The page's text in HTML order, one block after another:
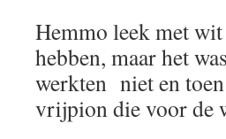
Hemmo leek met
hebben, maar het
werkten niet en
vrijpion die voor de